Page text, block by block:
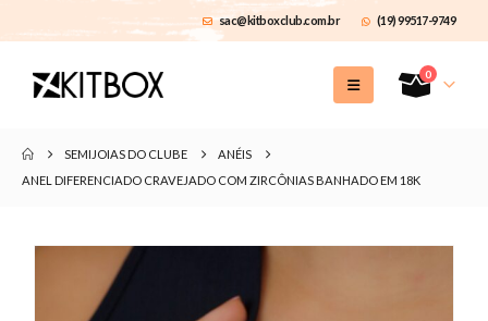
sac@kitboxclub.com.br (19) 99517-9749
0
SEMIJOIAS DO CLUBE
ANÉIS
ANEL DIFERENCIADO CRAVEJADO COM ZIRCÔNIAS BANHADO EM 18K